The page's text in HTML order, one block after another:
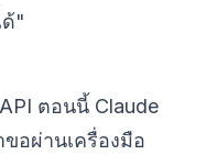
"
ตอนนี้ Claude
อผ่านเครื่องมือ